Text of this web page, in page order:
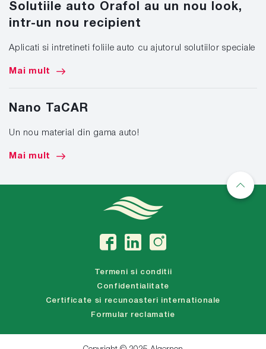
Solutiile auto Orafol au un nou look,
intr-un nou recipient
Aplicati si intretineti foliile auto cu ajutorul solutiilor speciale
Mai mult
Nano TaCAR
Un nou material din gama auto!
Mai mult
Termeni si conditii
Confidentialitate
Certificate si recunoasteri internationale
Formular reclamatie